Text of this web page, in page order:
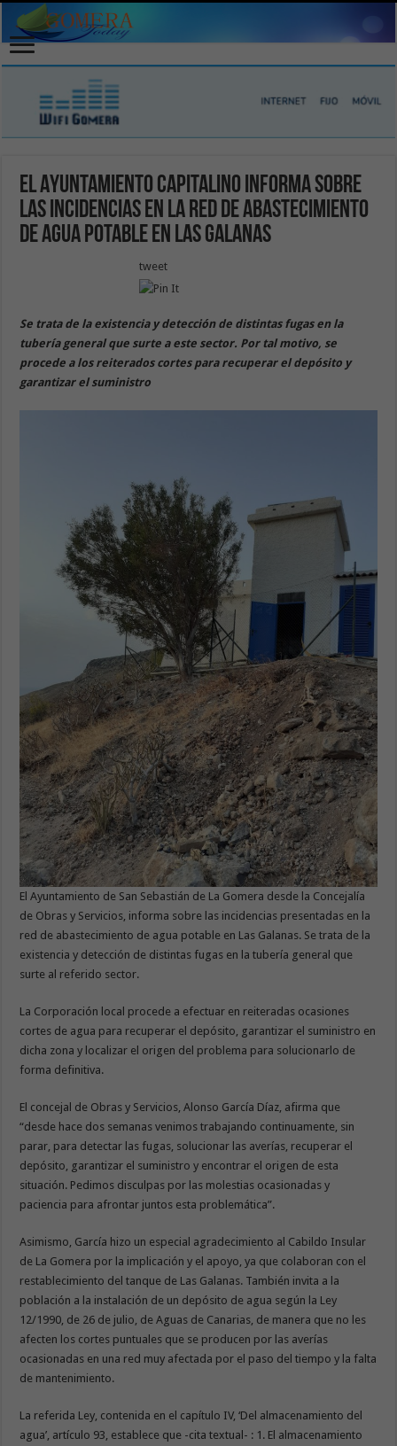
El Ayuntamiento capitalino informa sobre
las incidencias en la red de abastecimiento
de agua potable en Las Galanas
tweet
Se trata de la existencia y detección de distintas fugas en la
tubería general que surte a este sector. Por tal motivo, se
procede a los reiterados cortes para recuperar el depósito y
garantizar el suministro
El Ayuntamiento de San Sebastián de La Gomera desde la Concejalía
de Obras y Servicios, informa sobre las incidencias presentadas en la
red de abastecimiento de agua potable en Las Galanas. Se trata de la
existencia y detección de distintas fugas en la tubería general que
surte al referido sector.
La Corporación local procede a efectuar en reiteradas ocasiones
cortes de agua para recuperar el depósito, garantizar el suministro en
dicha zona y localizar el origen del problema para solucionarlo de
forma definitiva.
El concejal de Obras y Servicios, Alonso García Díaz, afirma que
“desde hace dos semanas venimos trabajando continuamente, sin
parar, para detectar las fugas, solucionar las averías, recuperar el
depósito, garantizar el suministro y encontrar el origen de esta
situación. Pedimos disculpas por las molestias ocasionadas y
paciencia para afrontar juntos esta problemática”.
Asimismo, García hizo un especial agradecimiento al Cabildo Insular
de La Gomera por la implicación y el apoyo, ya que colaboran con el
restablecimiento del tanque de Las Galanas. También invita a la
población a la instalación de un depósito de agua según la Ley
12/1990, de 26 de julio, de Aguas de Canarias, de manera que no les
afecten los cortes puntuales que se producen por las averías
ocasionadas en una red muy afectada por el paso del tiempo y la falta
de mantenimiento.
La referida Ley, contenida en el capítulo IV, ‘Del almacenamiento del
agua’, artículo 93, establece que -cita textual- : 1. El almacenamiento